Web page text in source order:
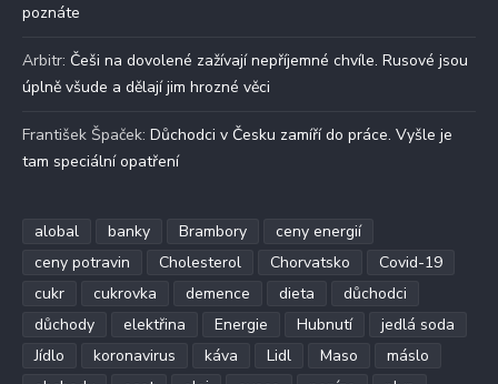
poznáte
Arbitr: Češi na dovolené zažívají nepříjemné chvíle. Rusové jsou
úplně všude a dělají jim hrozné věci
František Špaček: Důchodci v Česku zamíří do práce. Vyšle je
tam speciální opatření
alobal banky Brambory
ceny energií
ceny potravin
Cholesterol Chorvatsko
Covid-19
cukr
cukrovka demence dieta
důchodci
důchody
elektřina Energie Hubnutí
jedlá soda
Jídlo
koronavirus káva Lidl Maso
máslo